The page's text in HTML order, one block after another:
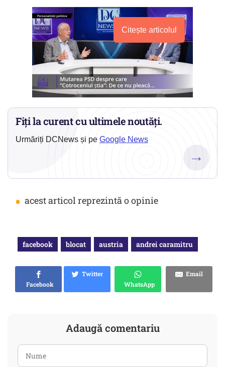
Citește articolul
Fiți la curent cu ultimele noutăți.
Urmăriți DCNews și pe Google News
→
• acest articol reprezintă o opinie
facebook blocat austria andrei caramitru
Facebook
Twitter
WhatsApp
Email
Adaugă comentariu